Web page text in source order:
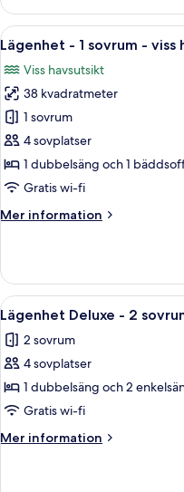
havsutsikt
-
sovrum
terrass
havsutsikt
Öppna
alla
foton
för
Lägenhet
-
1
sovrum
viss
8
Lägenhet - 1 sovrum - viss
Viss havsutsikt
38 kvadratmeter
1 sovrum
4 sovplatser
1 dubbelsäng och 1
Gratis wi-fi
Mer information
Mer
-
sovrum
viss
havsutsikt
Öppna
alla
foton
för
Lägenhet
Deluxe
-
2
42
Lägenhet Deluxe - 2
2 sovrum
4 sovplatser
1 dubbelsäng och 2
Gratis wi-fi
Mer information
Mer